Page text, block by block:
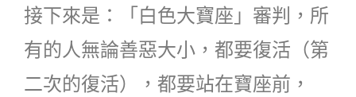
接下來是：「白色大寶座」審判，所
有的人無論善惡大小，都要復活（第
二次的復活），都要站在寶座前，